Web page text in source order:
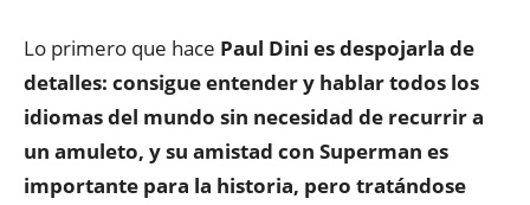
Lo primero que hace Paul Dini es despojarla de
detalles: consigue entender y hablar todos los
idiomas del mundo sin necesidad de recurrir a
un amuleto, y su amistad con Superman es
importante para la historia, pero tratándose